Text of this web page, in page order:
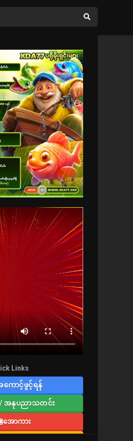
Links
ကောင့်ဖွင့်ရန်
/ အနုပညာသတင်း
အောကား